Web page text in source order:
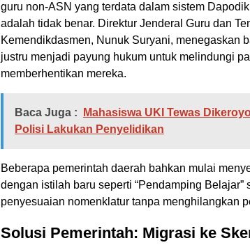
guru non-ASN yang terdata dalam sistem
adalah tidak benar. Direktur Jenderal Guru dan
Kemendikdasmen, Nunuk Suryani, menegaskan
justru menjadi payung hukum untuk melindungi
memberhentikan mereka.
Baca Juga :
Mahasiswa UKI Tewas
Polisi Lakukan Penyelidikan
Beberapa pemerintah daerah bahkan mulai
dengan istilah baru seperti “Pendamping Belajar”
penyesuaian nomenklatur tanpa menghilangkan
Solusi Pemerintah: Migrasi ke